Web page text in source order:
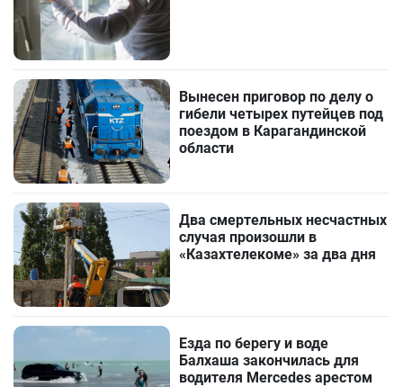
Вынесен приговор по делу о
гибели четырех путейцев под
поездом в Карагандинской
области
Два смертельных несчастных
случая произошли в
«Казахтелекоме» за два дня
Езда по берегу и воде
Балхаша закончилась для
водителя Mercedes арестом